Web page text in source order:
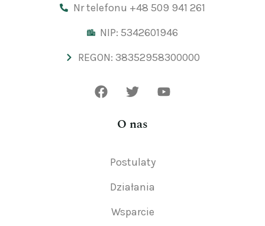
Nr telefonu +48 509 941 261
NIP: 5342601946
REGON: 38352958300000
O nas
Postulaty
Działania
Wsparcie